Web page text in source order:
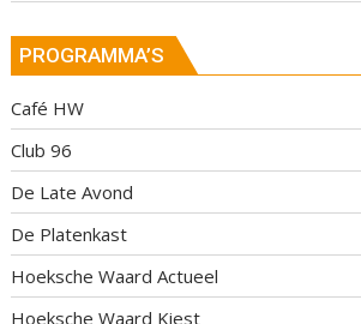
PROGRAMMA’S
Café HW
Club 96
De Late Avond
De Platenkast
Hoeksche Waard Actueel
Hoeksche Waard Kiest